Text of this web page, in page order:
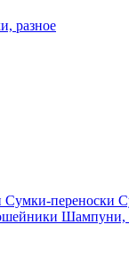
разное
Сумки-переноски
Шампуни,